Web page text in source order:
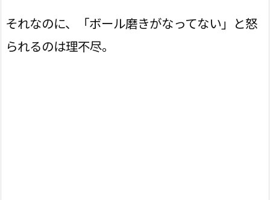
それなのに、「ボール磨きがなってない」と怒
られるのは理不尽。